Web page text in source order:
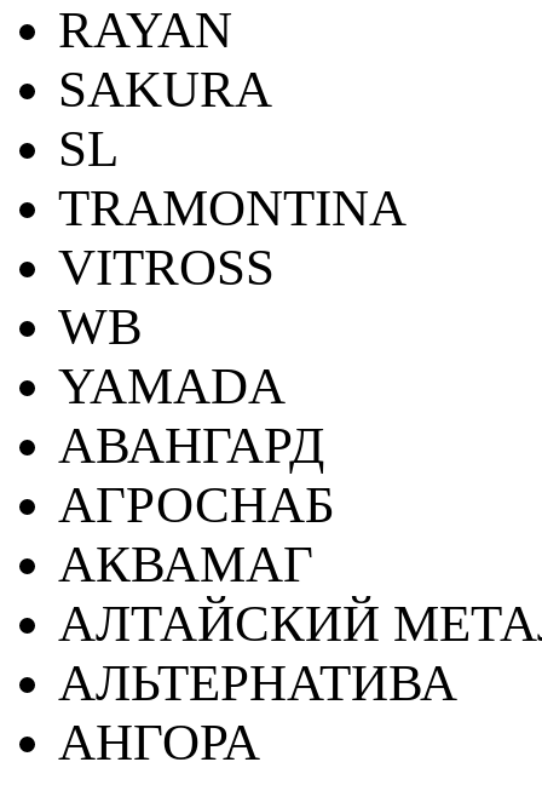
RAYAN
SAKURA
SL
TRAMONTINA
VITROSS
WB
YAMADA
АВАНГАРД
АГРОСНАБ
АКВАМАГ
АЛТАЙСКИЙ
АЛЬТЕРНАТИВА
АНГОРА